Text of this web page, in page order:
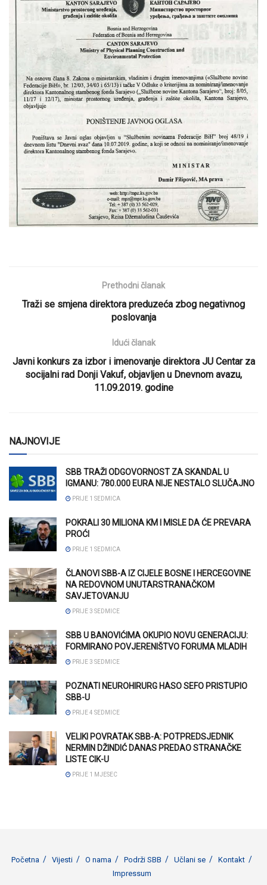
Prethodni članak
Traži se smjena direktora preduzeća zbog negativnog
poslovanja
Idući članak
Javni konkurs za izbor i imenovanje direktora JU Centar za
socijalni rad Donji Vakuf, objavljen u Dnevnom avazu,
11.09.2019. godine
NAJNOVIJE
SBB TRAŽI ODGOVORNOST ZA SKANDAL U
IGMANU: 780.000 EURA NIJE NESTALO SLUČAJNO
PRIJE 1 SEDMICA
POKRALI 30 MILIONA KM I MISLE DA ĆE PREVARA
PROĆI
PRIJE 1 SEDMICA
ČLANOVI SBB-A IZ CIJELE BOSNE I HERCEGOVINE
NA REDOVNOM UNUTARSTRANAČKOM
SAVJETOVANJU
PRIJE 3 SEDMICE
SBB U BANOVIĆIMA OKUPIO NOVU GENERACIJU:
FORMIRANO POVJERENIŠTVO FORUMA MLADIH
PRIJE 3 SEDMICE
POZNATI NEUROHIRURG HASO SEFO PRISTUPIO
SBB-U
PRIJE 4 SEDMICE
VELIKI POVRATAK SBB-A: POTPREDSJEDNIK
NERMIN DŽINDIĆ DANAS PREDAO STRANAČKE
LISTE CIK-U
PRIJE 1 MJESEC
Početna Vijesti O nama Podrži SBB Učlani se
Kontakt
Impressum